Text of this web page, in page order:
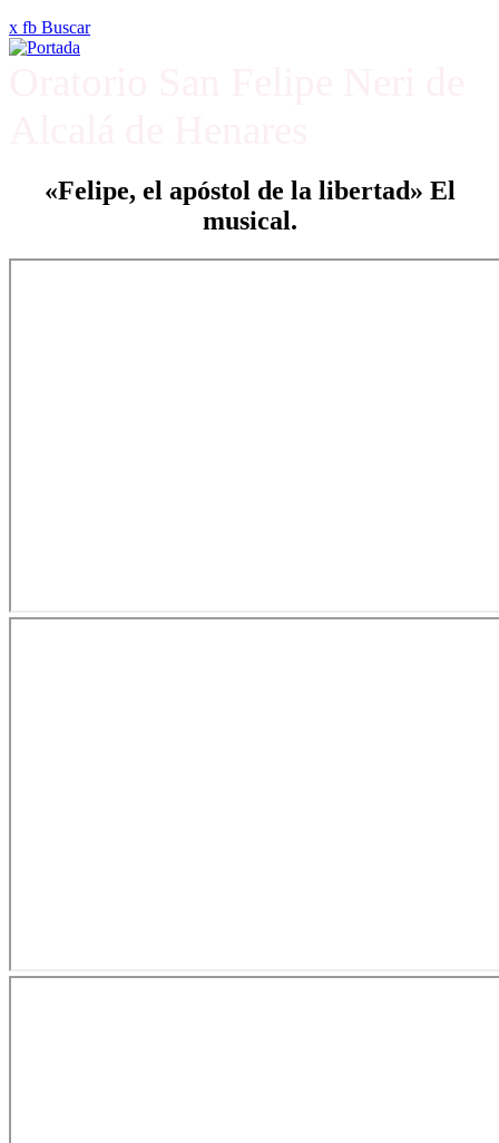
x fb Buscar
«Felipe, el apóstol de la libertad» El
musical.